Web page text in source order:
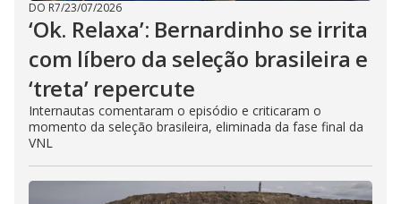
DO R7/23/07/2026
‘Ok. Relaxa’: Bernardinho se irrita
com líbero da seleção brasileira e
‘treta’ repercute
Internautas comentaram o episódio e criticaram o
momento da seleção brasileira, eliminada da fase final da
VNL